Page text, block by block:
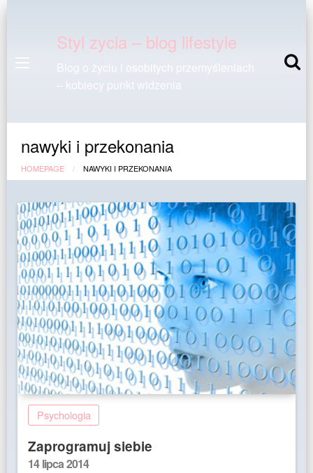
Styl zycia – blog lifestyle
– kobiecy punkt widzenia
nawyki i przekonania
HOMEPAGE NAWYKI I PRZEKONANIA
Psychologia
Zaprogramuj siebie
Posted
14 lipca 2014